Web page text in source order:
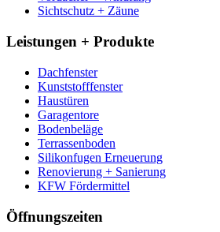
Sichtschutz + Zäune
Leistungen + Produkte
Dachfenster
Kunststofffenster
Haustüren
Garagentore
Bodenbeläge
Terrassenboden
Silikonfugen Erneuerung
Renovierung + Sanierung
KFW Fördermittel
Öffnungszeiten